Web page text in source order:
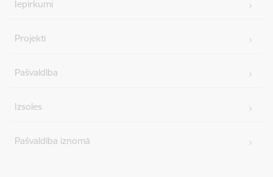
Iepirkumi
Projekti
Pašvaldība
Izsoles
Pašvaldība iznomā